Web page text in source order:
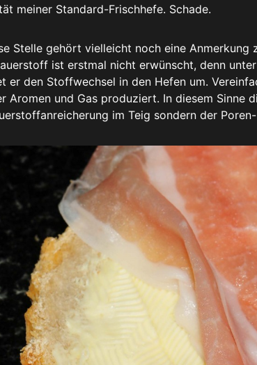
meiner Standard-Frischhefe. Schade.
Stelle gehört vielleicht noch eine Anmerkung
ist erstmal nicht erwünscht, denn
er den Stoffwechsel in den Hefen um.
Aromen und Gas produziert. In diesem Sinne
im Teig sondern der